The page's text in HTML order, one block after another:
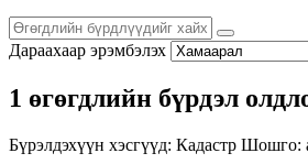
Дараахаар эрэмбэлэх
1 өгөгдлийн бүрдэл
Бүрэлдэхүүн хэсгүүд: Кадастр Шошго: